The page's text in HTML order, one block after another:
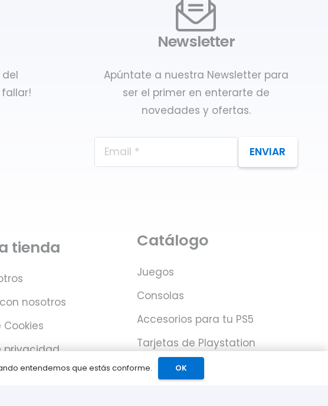
Newsletter
Apúntate a nuestra Newsletter para
ser el primer en enterarte de
novedades y ofertas.
ENVIAR
tienda
nosotros
privacidad
Catálogo
Juegos
Consolas
Accesorios para tu PS5
Tarjetas de Playstation
Network
entendemos que estás conforme. OK